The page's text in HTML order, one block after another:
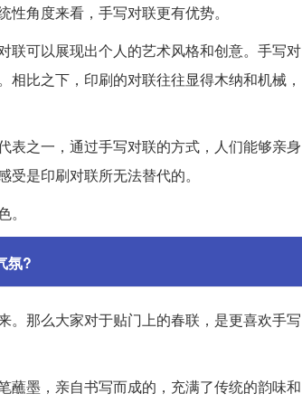
角度来看，手写对联更有优势。
联可以展现出个人的艺术风格和创意。手写对
比之下，印刷的对联往往显得木纳和机械，
表之一，通过手写对联的方式，人们能够亲身
是印刷对联所无法替代的。
氛?
。那么大家对于贴门上的春联，是更喜欢手写
蘸墨，亲自书写而成的，充满了传统的韵味和